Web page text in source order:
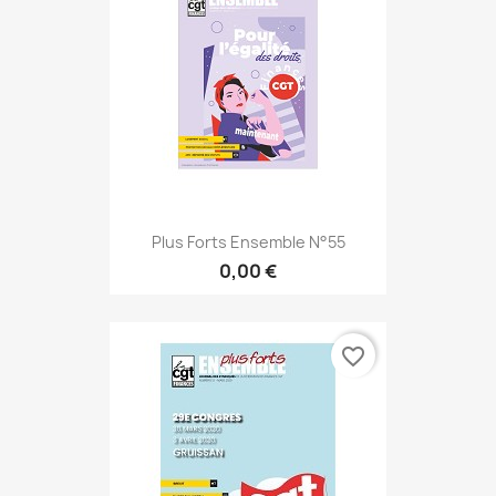
Plus Forts Ensemble N°55
0,00 €
favorite_border